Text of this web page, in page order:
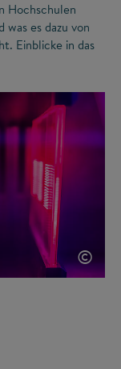
Hochschulen
es dazu von
Einblicke in das
©